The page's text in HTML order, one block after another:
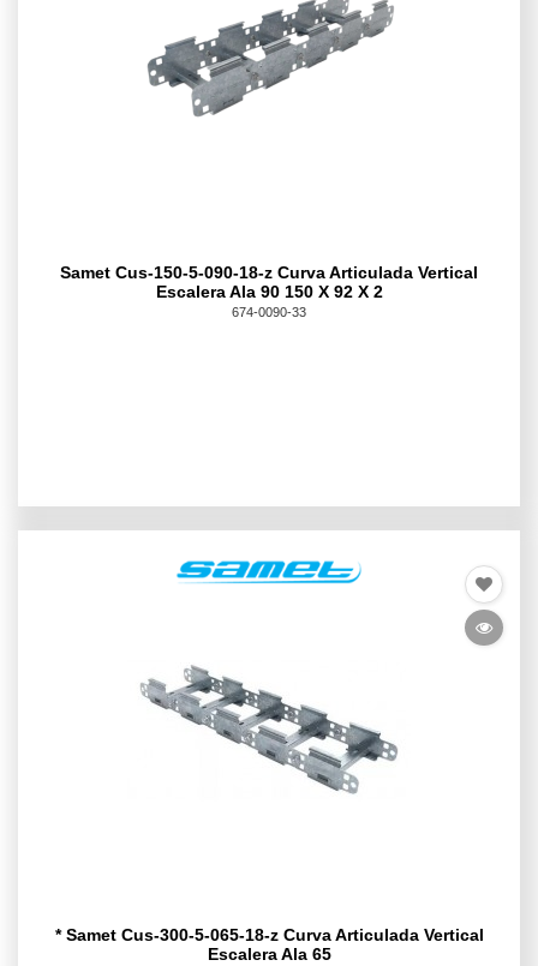
Samet Cus-150-5-090-18-z Curva Articulada Vertical
Escalera Ala 90 150 X 92 X 2
674-0090-33
* Samet Cus-300-5-065-18-z Curva Articulada Vertical
Escalera Ala 65